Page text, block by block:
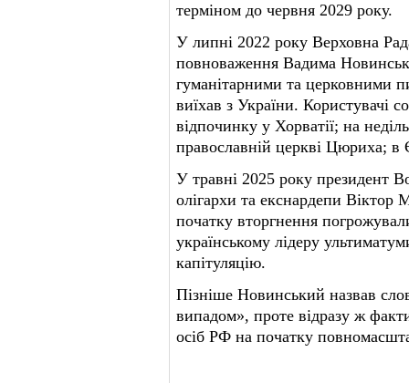
терміном до червня 2029 року.
У липні 2022 року Верховна
повноваження Вадима
гуманітарними та церковними
виїхав з України. Користувачі
відпочинку у Хорватії; на
православній церкві Цюриха; в
У травні 2025 року президент
олігархи та екснардепи
початку вторгнення
українському лідеру
капітуляцію.
Пізніше Новинський назвав
випадом», проте відразу ж
осіб РФ на початку